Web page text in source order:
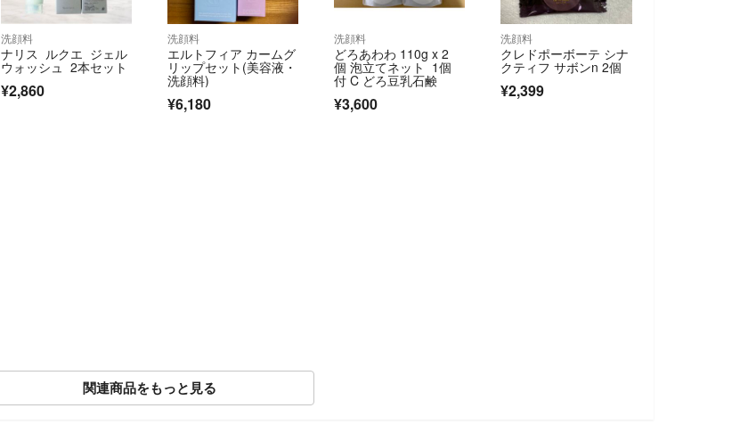
洗顔料
ナリス ルクエ ジェル
ウォッシュ 2本セット
¥2,860
洗顔料
エルトフィア カームグ
リップセット(美容液・
洗顔料)
¥6,180
洗顔料
どろあわわ 110g x 2
個 泡立てネット 1個
付 C どろ豆乳石鹸
¥3,600
洗顔料
クレドポーボーテ シナ
クティフ サボンn 2個
¥2,399
関連商品をもっと見る